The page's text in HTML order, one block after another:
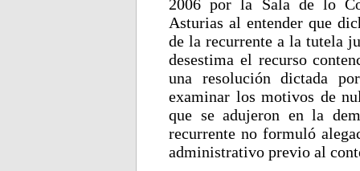
2006 por la Sala de lo
Asturias al entender que
de la recurrente a la tutela
desestima el recurso
una resolución dictada
examinar los motivos de
que se adujeron en la
recurrente no formuló
administrativo previo al